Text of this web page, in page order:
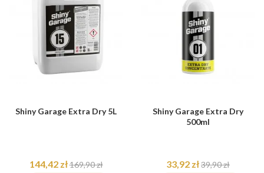
Shiny Garage Extra Dry 5L
144,42 zł169,90 zł
Shiny Garage Extra Dry
500ml
33,92 zł39,90 zł